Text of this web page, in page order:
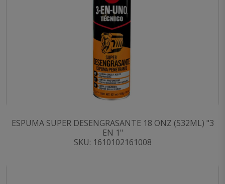
ESPUMA SUPER DESENGRASANTE 18 ONZ (532ML) "3
EN 1"
SKU: 1610102161008